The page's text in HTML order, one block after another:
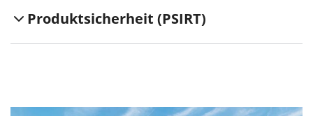
Produktsicherheit (PSIRT)